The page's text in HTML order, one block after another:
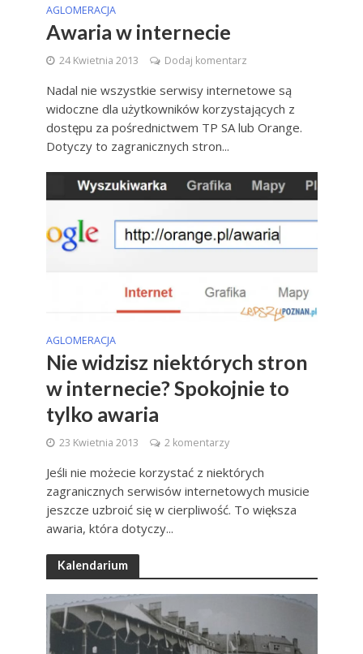
AGLOMERACJA
Awaria w internecie
24 Kwietnia 2013 Dodaj komentarz
Nadal nie wszystkie serwisy internetowe są
widoczne dla użytkowników korzystających z
dostępu za pośrednictwem TP SA lub Orange.
Dotyczy to zagranicznych stron...
AGLOMERACJA
Nie widzisz niektórych stron
w internecie? Spokojnie to
tylko awaria
23 Kwietnia 2013 2 komentarzy
Jeśli nie możecie korzystać z niektórych
zagranicznych serwisów internetowych musicie
jeszcze uzbroić się w cierpliwość. To większa
awaria, która dotyczy...
Kalendarium